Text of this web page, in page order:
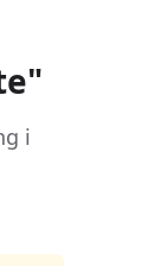
i